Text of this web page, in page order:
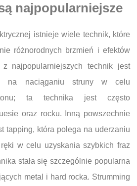
najpopularniejsze
istnieje wiele technik, które
różnorodnych brzmień i efektów
najpopularniejszych technik jest
na naciąganiu struny w celu
ta technika jest często
oraz rocku. Inną powszechnie
tapping, która polega na uderzaniu
w celu uzyskania szybkich fraz
stała się szczególnie popularna
metal i hard rocka. Strumming